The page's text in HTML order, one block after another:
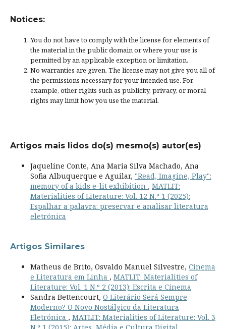
Notices:
You do not have to comply with the license for elements of
the material in the public domain or where your use is
permitted by an applicable exception or limitation.
No warranties are given. The license may not give you all of
the permissions necessary for your intended use. For
example, other rights such as publicity, privacy, or moral
rights may limit how you use the material.
Artigos mais lidos do(s) mesmo(s) autor(es)
Jaqueline Conte, Ana Maria Silva Machado, Ana
Sofia Albuquerque e Aguilar, "Read, Imagine, Play":
memory of a kids e-lit exhibition , MATLIT:
Materialities of Literature: Vol. 12 N.º 1 (2025):
Espalhar a palavra: preservar e analisar literatura
eletrónica
Artigos Similares
Matheus de Brito, Osvaldo Manuel Silvestre, Cinema
e Literatura em Linha , MATLIT: Materialities of
Literature: Vol. 1 N.º 2 (2013): Escrita e Cinema
Sandra Bettencourt, O Literário Será Sempre
Moderno? O Novo Nostálgico da Literatura
Eletrónica , MATLIT: Materialities of Literature: Vol. 3